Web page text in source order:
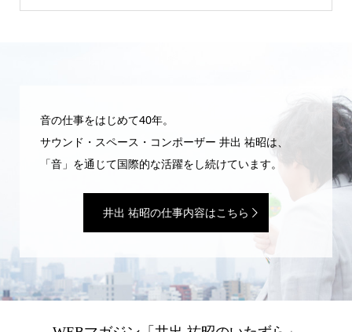
音の仕事をはじめて40年。
サウンド・スペース・コンポーザー 井出 祐昭は、
「音」を通じて国際的な活躍をし続けています。
井出 祐昭の仕事内容はこちら